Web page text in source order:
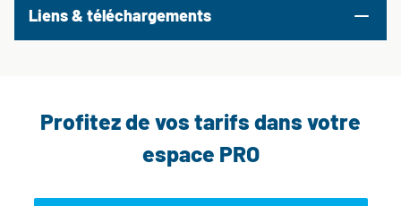
Liens & téléchargements
Profitez de vos tarifs dans votre
espace PRO